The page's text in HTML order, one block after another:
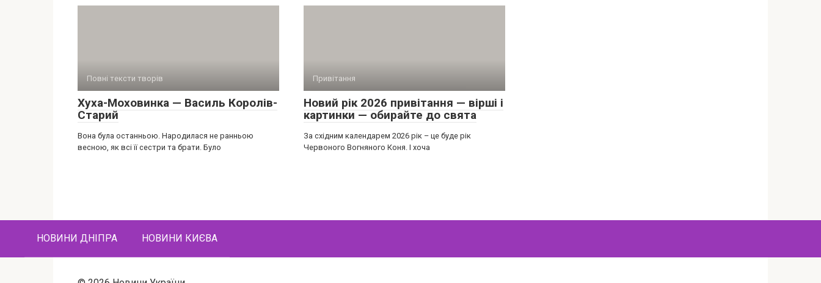
Повні тексти творів
Хуха-Моховинка — Василь Королів-
Старий
Вона була останньою. Народилася не ранньою
весною, як всі її сестри та брати. Було
Привітання
Новий рік 2026 привітання — вірші і
картинки — обирайте до свята
За східним календарем 2026 рік – це буде рік
Червоного Вогняного Коня. І хоча
НОВИНИ ДНІПРА НОВИНИ КИЄВА